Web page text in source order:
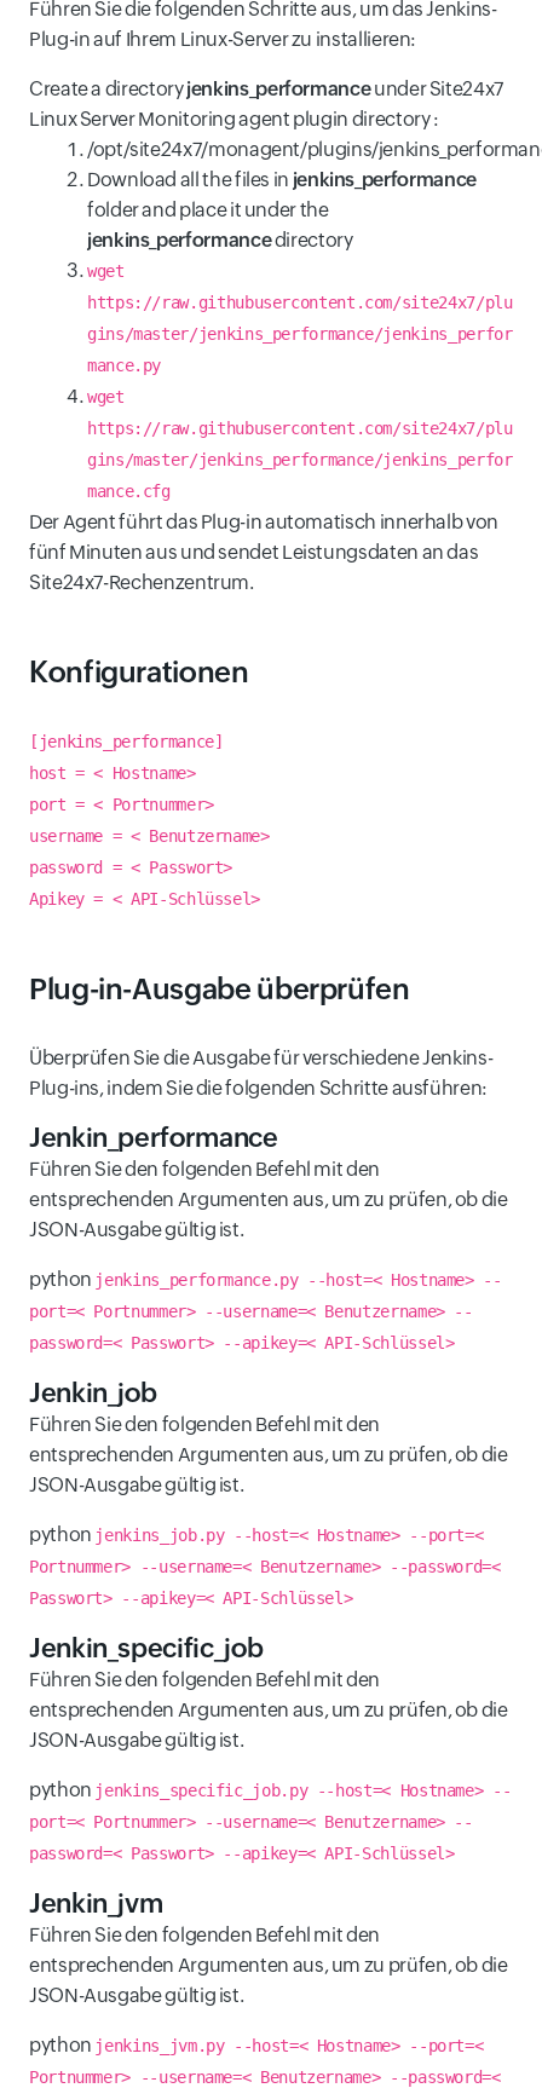
Führen Sie die folgenden Schritte aus, um das Jenkins-
Plug-in auf Ihrem Linux-Server zu installieren:
Create a directoryjenkins_performanceunder Site24x7
Linux Server Monitoring agent plugin directory :
/opt/site24x7/monagent/plugins/
Download all the files in jenkins_performance
folder and place it under the
jenkins_performancedirectory
wget
https://raw.githubusercontent.com/site24x7/plu
gins/master/jenkins_performance/jenkins_perfor
mance.py
wget
https://raw.githubusercontent.com/site24x7/plu
gins/master/jenkins_performance/jenkins_perfor
mance.cfg
Der Agent führt das Plug-in automatisch innerhalb von
fünf Minuten aus und sendet Leistungsdaten an das
Site24x7-Rechenzentrum.
Konfigurationen
[jenkins_performance]
host = < Hostname>
port = < Portnummer>
username = < Benutzername>
password = < Passwort>
Apikey = < API-Schlüssel>
Plug-in-Ausgabe überprüfen
Überprüfen Sie die Ausgabe für verschiedene Jenkins-
Plug-ins, indem Sie die folgenden Schritte ausführen:
Jenkin_performance
Führen Sie den folgenden Befehl mit den
entsprechenden Argumenten aus, um zu prüfen, ob die
JSON-Ausgabe gültig ist.
python jenkins_performance.py --host=< Hostname> --
port=< Portnummer> --username=< Benutzername> --
password=< Passwort> --apikey=< API-Schlüssel>
Jenkin_job
Führen Sie den folgenden Befehl mit den
entsprechenden Argumenten aus, um zu prüfen, ob die
JSON-Ausgabe gültig ist.
python jenkins_job.py --host=< Hostname> --port=<
Portnummer> --username=< Benutzername> --password=<
Passwort> --apikey=< API-Schlüssel>
Jenkin_specific_job
Führen Sie den folgenden Befehl mit den
entsprechenden Argumenten aus, um zu prüfen, ob die
JSON-Ausgabe gültig ist.
python jenkins_specific_job.py --host=< Hostname> --
port=< Portnummer> --username=< Benutzername> --
password=< Passwort> --apikey=< API-Schlüssel>
Jenkin_jvm
Führen Sie den folgenden Befehl mit den
entsprechenden Argumenten aus, um zu prüfen, ob die
JSON-Ausgabe gültig ist.
python jenkins_jvm.py --host=< Hostname> --port=<
Portnummer> --username=< Benutzername> --password=<